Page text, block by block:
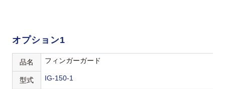
オプション1
品名 フィンガーガード
型式 IG-150-1